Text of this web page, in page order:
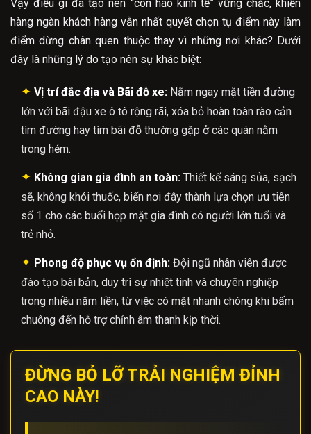
Vậy điều gì đã tạo nên “con hào kinh tế” vững chắc, khiến
hàng ngàn khách hàng vẫn nhất quyết chọn tụ điểm này làm
điểm dừng chân quen thuộc thay vì những nơi khác? Dưới
đây là những lý do tạo nên sự khác biệt:
✦ Vị trí đắc địa và Bãi đỗ xe:Nằm ngay mặt tiền đường
lớn với bãi đậu xe ô tô rộng rãi, xóa bỏ hoàn toàn rào cản
tìm đường hay tìm bãi đỗ thường gặp ở các quán nằm
trong hẻm.
✦ Không gian gia đình an toàn:Thiết kế sáng sủa, sạch
sẽ, không khói thuốc, biến nơi đây thành lựa chọn ưu tiên
số 1 cho các buổi họp mặt gia đình có người lớn tuổi và
trẻ nhỏ.
✦ Phong độ phục vụ ổn định:Đội ngũ nhân viên được
đào tạo bài bản, duy trì sự nhiệt tình và chuyên nghiệp
trong nhiều năm liền, từ việc có mặt nhanh chóng khi bấm
chuông đến hỗ trợ chỉnh âm thanh kịp thời.
ĐỪNG BỎ LỠ TRẢI NGHIỆM ĐỈNH
CAO NÀY!